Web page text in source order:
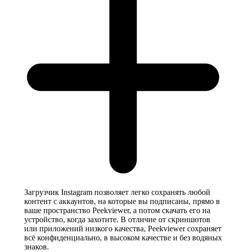
Загрузчик Instagram позволяет легко сохранять любой
контент с аккаунтов, на которые вы подписаны, прямо в
ваше пространство Peekviewer, а потом скачать его на
устройство, когда захотите. В отличие от скриншотов
или приложений низкого качества, Peekviewer сохраняет
всё конфиденциально, в высоком качестве и без водяных
знаков.